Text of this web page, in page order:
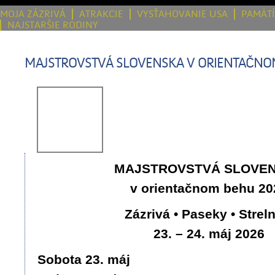
MOJA ZÁZRIVÁ ATRAKCIE VYSŤAHOVANIE USA
NAJSTARŠIE RODINY
MAJSTROVSTVÁ SLOVENSKA V
MAJSTROVSTVÁ
v orientačnom behu
Zázrivá • Paseky •
23. – 24. máj 2026
Sobota 23. máj